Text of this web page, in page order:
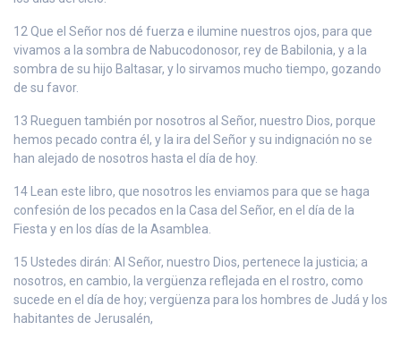
12 Que el Señor nos dé fuerza e ilumine nuestros ojos, para que
vivamos a la sombra de Nabucodonosor, rey de Babilonia, y a la
sombra de su hijo Baltasar, y lo sirvamos mucho tiempo, gozando
de su favor.
13 Rueguen también por nosotros al Señor, nuestro Dios, porque
hemos pecado contra él, y la ira del Señor y su indignación no se
han alejado de nosotros hasta el día de hoy.
14 Lean este libro, que nosotros les enviamos para que se haga
confesión de los pecados en la Casa del Señor, en el día de la
Fiesta y en los días de la Asamblea.
15 Ustedes dirán: Al Señor, nuestro Dios, pertenece la justicia; a
nosotros, en cambio, la vergüenza reflejada en el rostro, como
sucede en el día de hoy; vergüenza para los hombres de Judá y los
habitantes de Jerusalén,